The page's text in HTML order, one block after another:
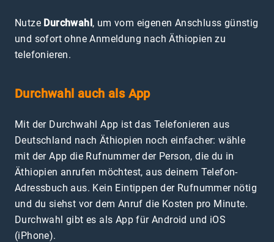
Nutze Durchwahl, um vom eigenen Anschluss günstig
und sofort ohne Anmeldung nach Äthiopien zu
telefonieren.
Durchwahl auch als App
Mit der Durchwahl App ist das Telefonieren aus
Deutschland nach Äthiopien noch einfacher: wähle
mit der App die Rufnummer der Person, die du in
Äthiopien anrufen möchtest, aus deinem Telefon-
Adressbuch aus. Kein Eintippen der Rufnummer nötig
und du siehst vor dem Anruf die Kosten pro Minute.
Durchwahl gibt es als App für Android und iOS
(iPhone).